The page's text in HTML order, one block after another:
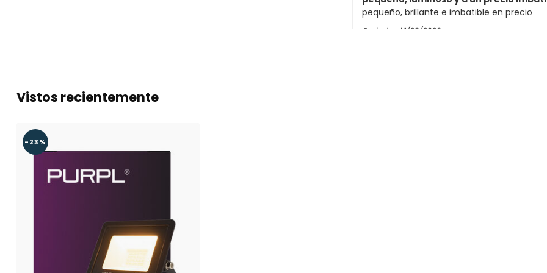
pequeño, brillante e imbatible en precio
Enviado el1/28/2026
Vistos recientemente
-23%